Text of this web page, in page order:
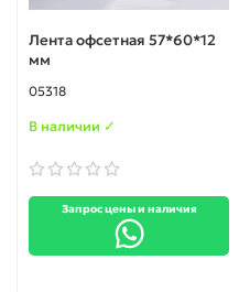
Лента офсетная 57*60*12
мм
05318
В наличии ✓
Запрос цены и наличия